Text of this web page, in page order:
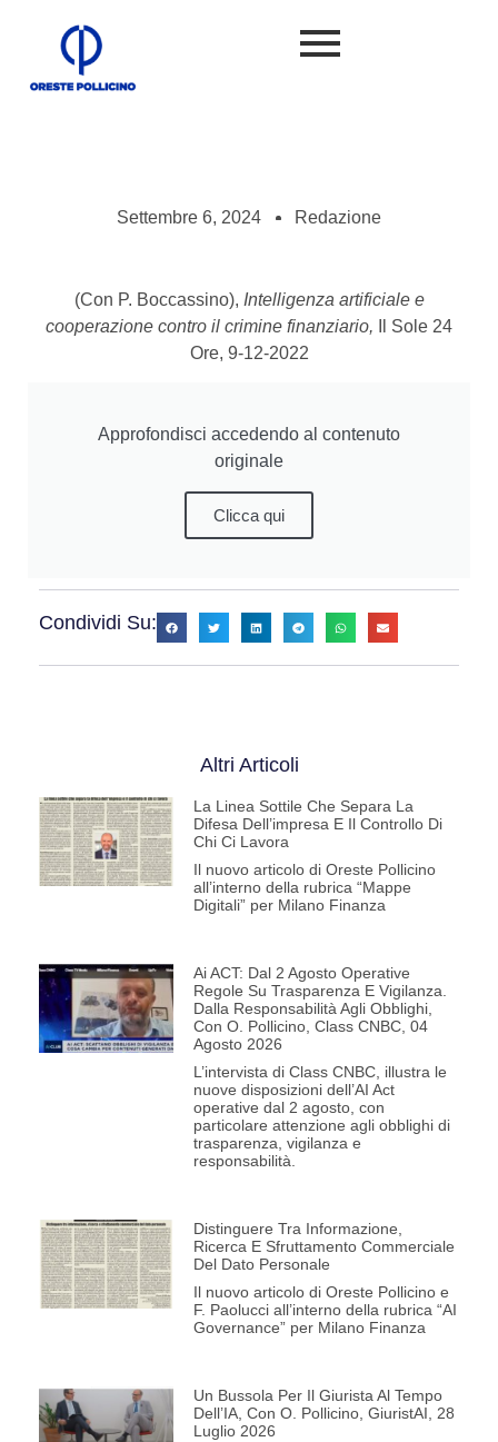
Settembre 6, 2024 Redazione
(Con P. Boccassino), Intelligenza artificiale e
cooperazione contro il crimine finanziario,
Il Sole 24
Ore, 9-12-2022
Approfondisci accedendo al contenuto
originale
Clicca qui
Condividi Su:
Altri Articoli
La Linea Sottile Che Separa La
Difesa Dell’impresa E Il Controllo Di
Chi Ci Lavora
Il nuovo articolo di Oreste Pollicino
all’interno della rubrica “Mappe
Digitali” per Milano Finanza
Ai ACT: Dal 2 Agosto Operative
Regole Su Trasparenza E Vigilanza.
Dalla Responsabilità Agli Obblighi,
Con O. Pollicino, Class CNBC, 04
Agosto 2026
L’intervista di Class CNBC, illustra le
nuove disposizioni dell’AI Act
operative dal 2 agosto, con
particolare attenzione agli obblighi di
trasparenza, vigilanza e
responsabilità.
Distinguere Tra Informazione,
Ricerca E Sfruttamento Commerciale
Del Dato Personale
Il nuovo articolo di Oreste Pollicino e
F. Paolucci all’interno della rubrica “AI
Governance” per Milano Finanza
Un Bussola Per Il Giurista Al Tempo
Dell’IA, Con O. Pollicino, GiuristAI, 28
Luglio 2026